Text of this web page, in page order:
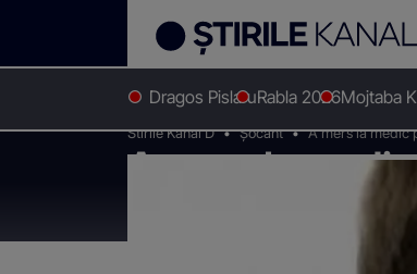
Dragos PislaruRabla 2026Mojtaba
Stirile Kanal D Șocant A mers la medic
A mers la
aflat că mai